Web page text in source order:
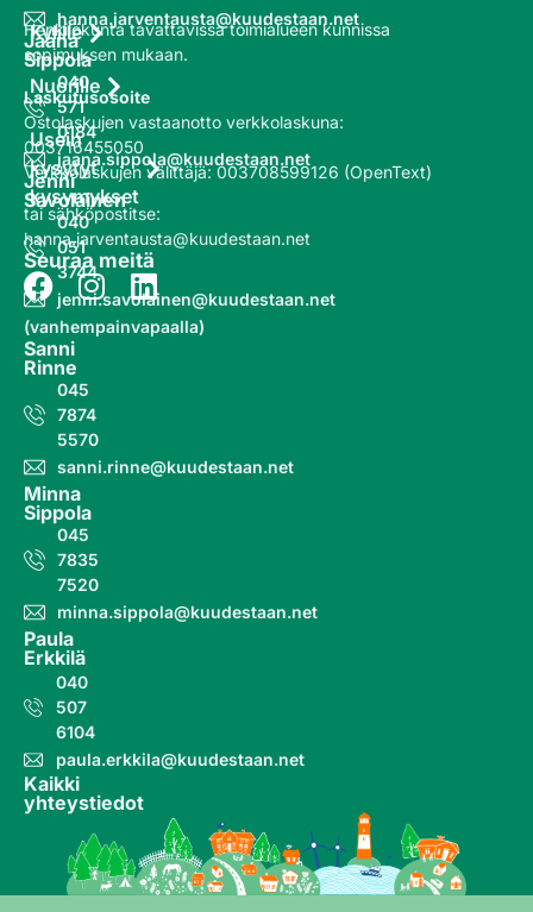
Kylille
Nuorille
Usein
kysytyt
kysymykset
hanna.jarventausta@kuudestaan.net
Jaana
Sippola
040
571
0184
jaana.sippola@kuudestaan.net
Jenni
Savolainen
040
051
3744
jenni.savolainen@kuudestaan.net
(vanhempainvapaalla)
Sanni
Rinne
045
7874
5570
sanni.rinne@kuudestaan.net
Minna
Sippola
045
7835
7520
minna.sippola@kuudestaan.net
Paula
Erkkilä
040
507
6104
paula.erkkila@kuudestaan.net
Kaikki
yhteystiedot
Henkilökunta tavattavissa toimialueen kunnissa
sopimuksen mukaan.
Laskutusosoite
Ostolaskujen vastaanotto verkkolaskuna:
003716455050
Verkkolaskujen välittäjä: 003708599126 (OpenText)
tai sähköpostitse:
hanna.jarventausta@kuudestaan.net
Seuraa meitä